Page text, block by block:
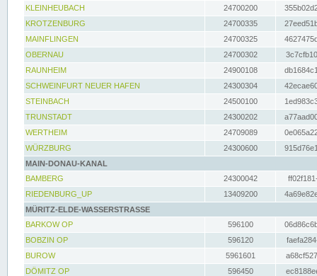
KLEINHEUBACH 24700200
KROTZENBURG
24700335
MAINFLINGEN
24700325
OBERNAU
24700302
RAUNHEIM
24900108
SCHWEINFURT NEUER HAFEN
24300304
STEINBACH
24500100
TRUNSTADT
24300202
WERTHEIM
24709089
WÜRZBURG
24300600
MAIN-DONAU-KANAL
BAMBERG
24300042
RIEDENBURG_UP
13409200
MÜRITZ-ELDE-WASSERSTRASSE
BARKOW OP
596100
BOBZIN OP
596120
BUROW
5961601
DÖMITZ OP
596450